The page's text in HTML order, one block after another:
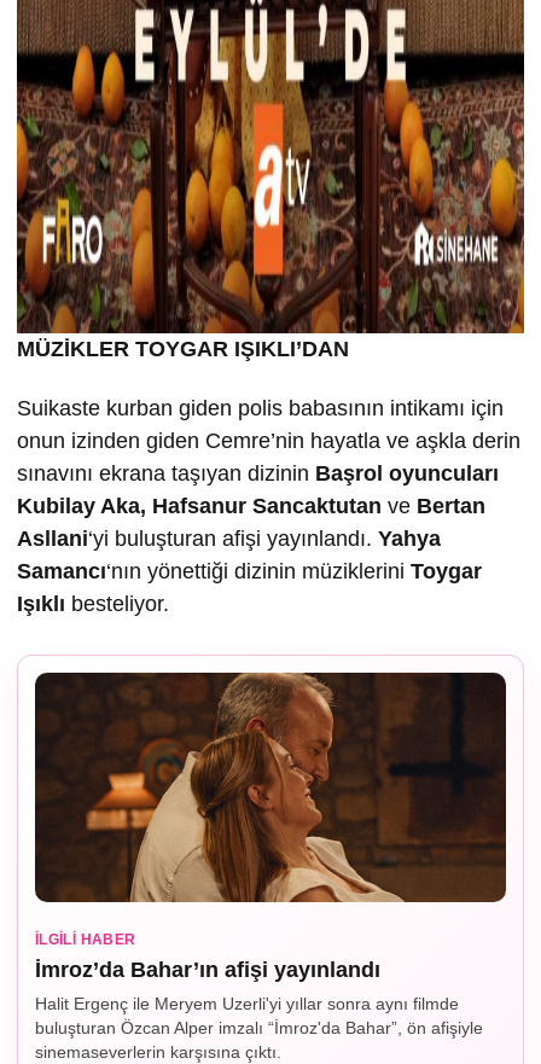
MÜZİKLER TOYGAR IŞIKLI’DAN
Suikaste kurban giden polis babasının intikamı için
onun izinden giden Cemre’nin hayatla ve aşkla derin
sınavını ekrana taşıyan dizinin Başrol oyuncuları
Kubilay Aka, Hafsanur Sancaktutan ve Bertan
Asllani‘yi buluşturan afişi yayınlandı. Yahya
Samancı‘nın yönettiği dizinin müziklerini Toygar
Işıklı besteliyor.
İLGILI HABER
İmroz’da Bahar’ın afişi yayınlandı
Halit Ergenç ile Meryem Uzerli'yi yıllar sonra aynı filmde
buluşturan Özcan Alper imzalı “İmroz'da Bahar”, ön afişiyle
sinemaseverlerin karşısına çıktı.